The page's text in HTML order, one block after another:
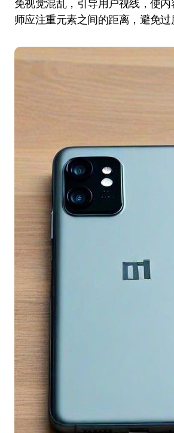
免视觉混乱，引导用户视线，使
师应注重元素之间的距离，避免过